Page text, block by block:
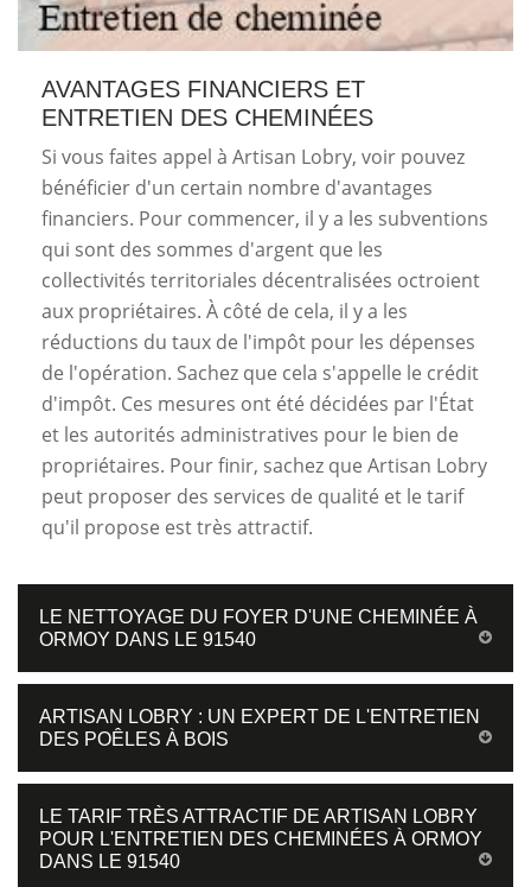
AVANTAGES FINANCIERS ET
ENTRETIEN DES CHEMINÉES
Si vous faites appel à Artisan Lobry, voir pouvez
bénéficier d'un certain nombre d'avantages
financiers. Pour commencer, il y a les subventions
qui sont des sommes d'argent que les
collectivités territoriales décentralisées octroient
aux propriétaires. À côté de cela, il y a les
réductions du taux de l'impôt pour les dépenses
de l'opération. Sachez que cela s'appelle le crédit
d'impôt. Ces mesures ont été décidées par l'État
et les autorités administratives pour le bien de
propriétaires. Pour finir, sachez que Artisan Lobry
peut proposer des services de qualité et le tarif
qu'il propose est très attractif.
LE NETTOYAGE DU FOYER D'UNE CHEMINÉE À
ORMOY DANS LE 91540
ARTISAN LOBRY : UN EXPERT DE L'ENTRETIEN
DES POÊLES À BOIS
LE TARIF TRÈS ATTRACTIF DE ARTISAN LOBRY
POUR L'ENTRETIEN DES CHEMINÉES À ORMOY
DANS LE 91540